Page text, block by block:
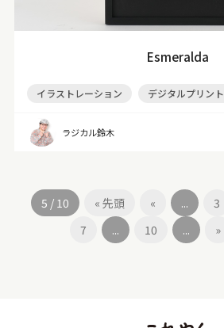
Esmeralda
イラストレーション デジタルプリント
ラジカル鈴木
5 / 10 « 先頭 « ... 3
7
... 10 ... »